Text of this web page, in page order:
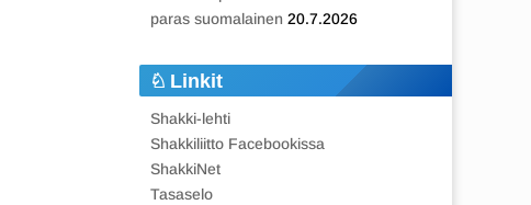
paras suomalainen 20.7.2026
Linkit
Shakki-lehti
Shakkiliitto Facebookissa
ShakkiNet
Tasaselo